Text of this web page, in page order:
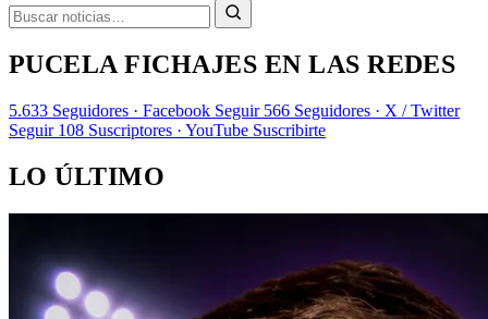
PUCELA FICHAJES EN LAS REDES
5.633 Seguidores · Facebook Seguir 566 Seguidores · X / Twitter
Seguir 108 Suscriptores · YouTube Suscribirte
LO ÚLTIMO